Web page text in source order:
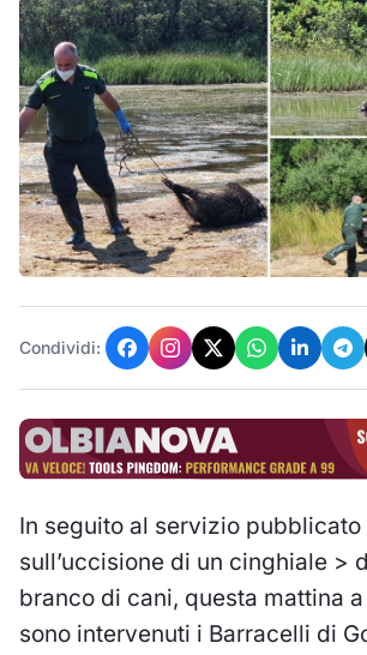
Condividi:
In seguito al servizio pubblicato
sull’uccisione di un cinghiale >
branco di cani, questa mattina a
sono intervenuti i Barracelli di